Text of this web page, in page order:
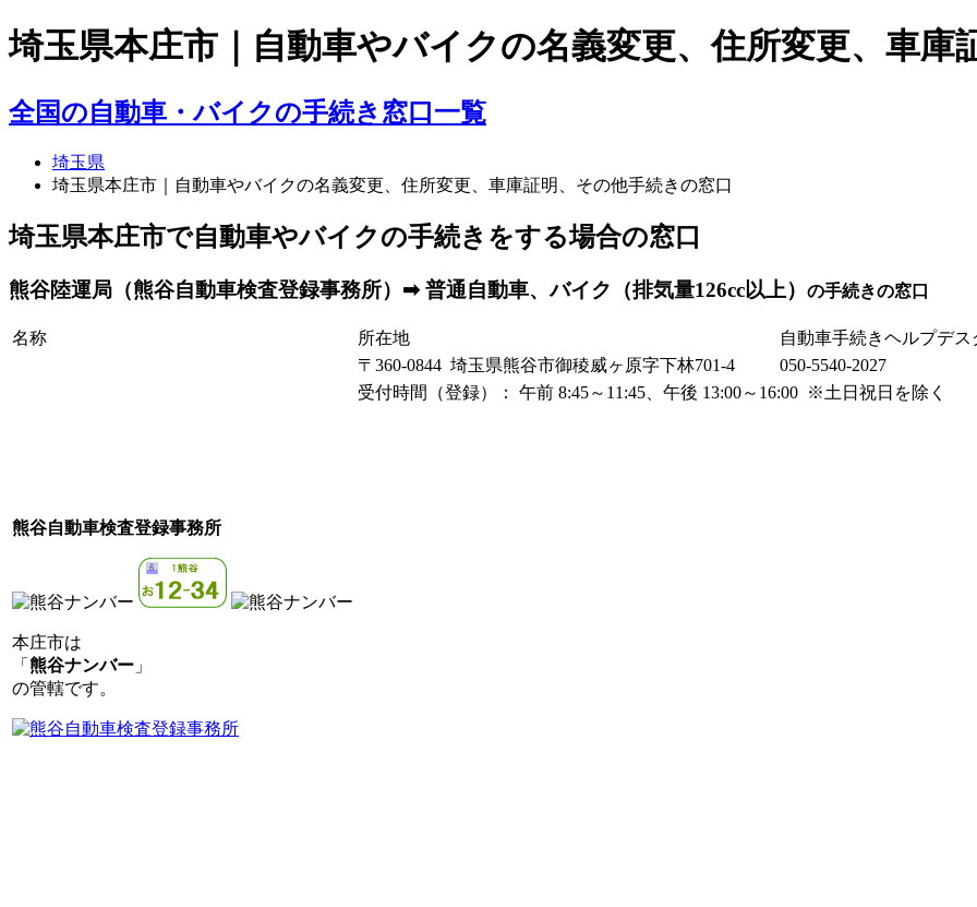
埼玉県本庄市｜自動車やバイクの名義変更、住所変更、車庫
全国の自動車・バイクの手続き窓口一覧
埼玉県
埼玉県本庄市｜自動車やバイクの名義変更、住所変更、車庫証明、その他手続きの窓口
埼玉県本庄市で自動車やバイクの手続きをする場合の窓口
熊谷陸運局（熊谷自動車検査登録事務所）➡ 普通自動車、バイク（排気量126cc以上） の手続きの窓口
名称 所在地 自動車手続きヘルプデス
熊谷自動車検査登録事務所
本庄市は
「 熊谷ナンバー 」
の管轄です。
〒360-0844 埼玉県熊谷市御稜威ヶ原字下林701-4
050-5540-2027
受付時間（登録）： 午前 8:45～11:45、午後 13:00～16:00 ※土日祝日を除く